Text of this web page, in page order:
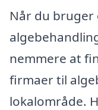
Når du
nemmere at
firmaer til
lokalområde.